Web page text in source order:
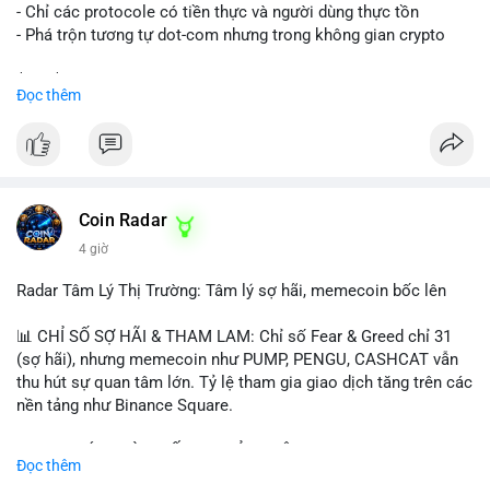
- Chỉ các protocole có tiền thực và người dùng thực tồn
- Phá trộn tương tự dot-com nhưng trong không gian crypto
Đọc thêm
Coin Radar
4 giờ
Radar Tâm Lý Thị Trường: Tâm lý sợ hãi, memecoin bốc lên
📊 CHỈ SỐ SỢ HÃI & THAM LAM: Chỉ số Fear & Greed chỉ 31
(sợ hãi), nhưng memecoin như PUMP, PENGU, CASHCAT vẫn
thu hút sự quan tâm lớn. Tỷ lệ tham gia giao dịch tăng trên các
nền tảng như Binance Square.
CASHCAT, SUI, TAO xuất hiện nhiều trong tìm kiếm Việt Nam
Đọc thêm